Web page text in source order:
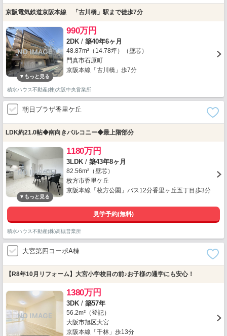
京阪電気鉄道京阪本線 「古川橋」駅まで徒歩7分
990万円
2DK / 築40年6ヶ月
48.87m²（14.78坪）（壁芯）
門真市石原町
京阪本線「古川橋」歩7分
積水ハウス不動産(株)大阪中央営業所
朝日プラザ香里ケ丘
LDK約21.0帖◆南向きバルコニー◆最上階部分
1180万円
3LDK / 築43年8ヶ月
82.56m²（壁芯）
枚方市香里ケ丘
京阪本線「枚方公園」バス12分香里ヶ丘五丁目歩3分
見学予約(無料)
積水ハウス不動産(株)高槻営業所
大宮第四コーポA棟
【R8年10月リフォーム】大宮小学校目の前♪お子様の通学にも安心！
1380万円
3DK / 築57年
56.2m²（登記）
大阪市旭区大宮
京阪本線「千林」歩13分